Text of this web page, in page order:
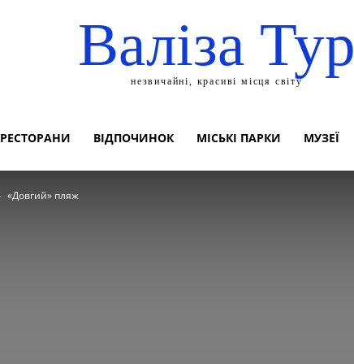
Валіза Тур
незвичайні, красиві місця світу
РЕСТОРАНИ ВІДПОЧИНОК МІСЬКІ ПАРКИ МУЗЕЇ
«Довгий» пляж